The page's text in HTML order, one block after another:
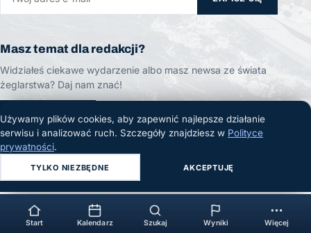
Masz temat dla redakcji?
Widziałeś ciekawe wydarzenie albo masz newsa ze świata
żeglarstwa? Daj nam znać!
ZGŁOŚ TEMAT
© 2026 Żeglarski.info. Wszelkie prawa zastrzeżone.
Używamy plików cookies, aby zapewnić najlepsze działanie
serwisu i analizować ruch. Szczegóły znajdziesz w Polityce
prywatności.
TYLKO NIEZBĘDNE AKCEPTUJĘ
Start Kalendarz Szukaj Wyniki Więcej